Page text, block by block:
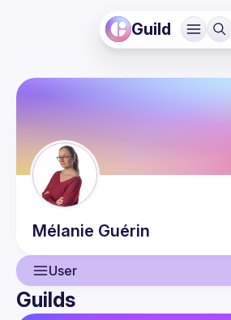
Guild
Mélanie Guérin
User
User
Guilds